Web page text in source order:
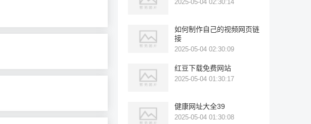
2025-05-04 02:30:14
如何制作自己的视频网页链
接
2025-05-04 02:30:09
红豆下载免费网站
2025-05-04 01:30:17
健康网址大全39
2025-05-04 01:30:08